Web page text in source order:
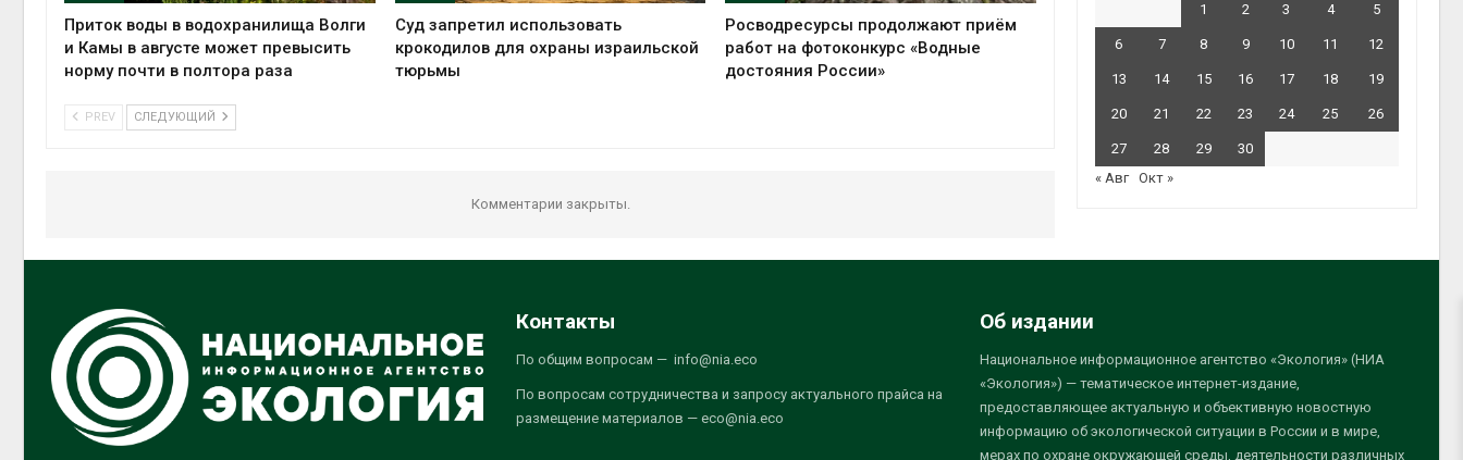
Приток воды в водохранилища Волги
и Камы в августе может превысить
норму почти в полтора раза
Суд запретил использовать
крокодилов для охраны израильской
тюрьмы
Росводресурсы продолжают приём
работ на фотоконкурс «Водные
достояния России»
PREV СЛЕДУЮЩИЙ
Комментарии закрыты.
1 2 3 4 5
6 7 8 9 10 11 12
13 14 15 16 17 18 19
20 21 22 23 24 25 26
27 28 29
30
« Авг Окт »
Контакты
По общим вопросам — info@nia.eco
По вопросам сотрудничества и запросу актуального прайса на
размещение материалов — eco@nia.eco
Об издании
Национальное информационное агентство «Экология» (НИА
«Экология») — тематическое интернет-издание,
предоставляющее актуальную и объективную новостную
информацию об экологической ситуации в России и в мире,
мерах по охране окружающей среды, деятельности различных